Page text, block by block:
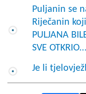
Puljanin se
Riječanin
PULJANA
SVE OTKRIO…
Je li